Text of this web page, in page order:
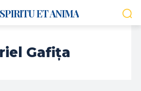
ET ANIMA
Gafița